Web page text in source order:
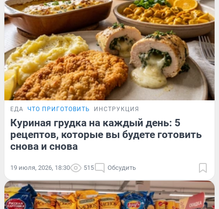
ЕДА ЧТО ПРИГОТОВИТЬ ИНСТРУКЦИЯ
Куриная грудка на каждый день: 5
рецептов, которые вы будете готовить
снова и снова
19 июля, 2026, 18:30 515 Обсудить